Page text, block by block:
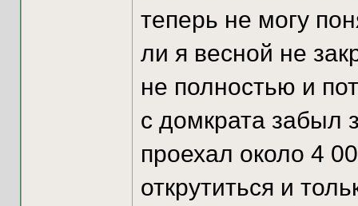
теперь не могу
ли я весной не
не полностью и
с домкрата забыл
проехал около 4
открутиться и